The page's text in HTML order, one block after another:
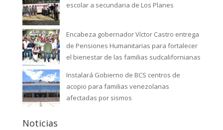
escolar a secundaria de Los Planes
Encabeza gobernador Víctor Castro entrega
de Pensiones Humanitarias para fortalecer
el bienestar de las familias sudcalifornianas
Instalará Gobierno de BCS centros de
acopio para familias venezolanas
afectadas por sismos
Noticias